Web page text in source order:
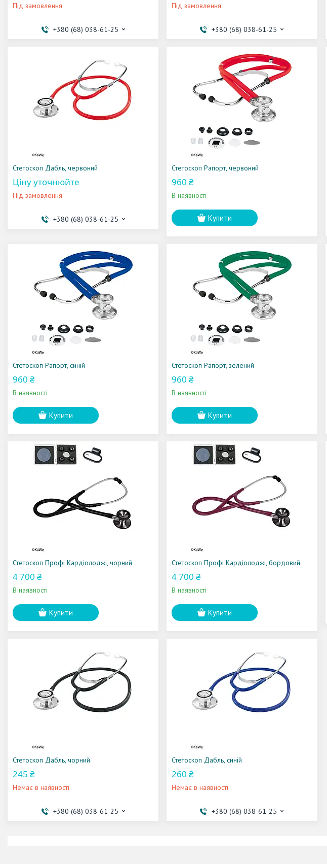
Під замовлення
+380 (68) 038-61-25
Під замовлення
+380 (68) 038-61-25
Стетоскоп Дабль, червоний
Ціну уточнюйте
Під замовлення
+380 (68) 038-61-25
Стетоскоп Рапорт, червоний
960 ₴
В наявності
Купити
Стетоскоп Рапорт, синій
960 ₴
В наявності
Купити
Стетоскоп Рапорт, зелений
960 ₴
В наявності
Купити
Стетоскоп Профі Кардіолоджі, чорний
4 700 ₴
В наявності
Купити
Стетоскоп Профі Кардіолоджі, бордовий
4 700 ₴
В наявності
Купити
Стетоскоп Дабль, чорний
245 ₴
Немає в наявності
+380 (68) 038-61-25
Стетоскоп Дабль, синій
260 ₴
Немає в наявності
+380 (68) 038-61-25